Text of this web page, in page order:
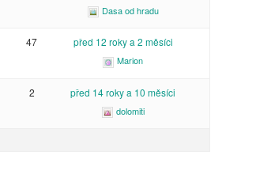
Dasa od hradu
47 před 12 roky a 2 měsíci
Marion
2 před 14 roky a 10 měsíci
dolomiti